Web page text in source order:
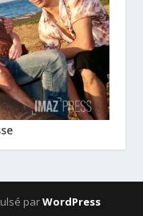
parWordPress